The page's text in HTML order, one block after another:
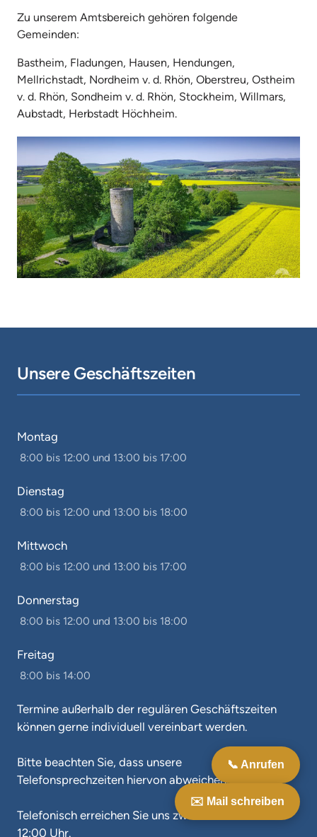
📞 Anrufen
✉️ Mail schreiben
Zu unserem Amtsbereich gehören folgende
Gemeinden:
Bastheim, Fladungen, Hausen, Hendungen,
Mellrichstadt, Nordheim v. d. Rhön, Oberstreu, Ostheim
v. d. Rhön, Sondheim v. d. Rhön, Stockheim, Willmars,
Aubstadt, Herbstadt Höchheim.
Unsere Geschäftszeiten
Montag
8:00 bis 12:00 und 13:00 bis 17:00
Dienstag
8:00 bis 12:00 und 13:00 bis 18:00
Mittwoch
8:00 bis 12:00 und 13:00 bis 17:00
Donnerstag
8:00 bis 12:00 und 13:00 bis 18:00
Freitag
8:00 bis 14:00
Termine außerhalb der regulären Geschäftszeiten
können gerne individuell vereinbart werden.
Bitte beachten Sie, dass unsere
Telefonsprechzeiten hiervon abweichen.
Telefonisch erreichen Sie uns zwischen 9:00 bis
12:00 Uhr.